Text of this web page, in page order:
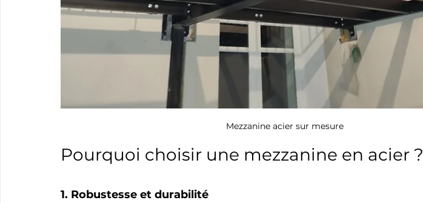
Mezzanine acier sur mesure
Pourquoi choisir une mezzanine en acier ?
1. Robustesse et durabilité